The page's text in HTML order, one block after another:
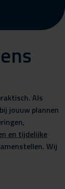
Als
jouuw plannen
en tijdelijke
Wij